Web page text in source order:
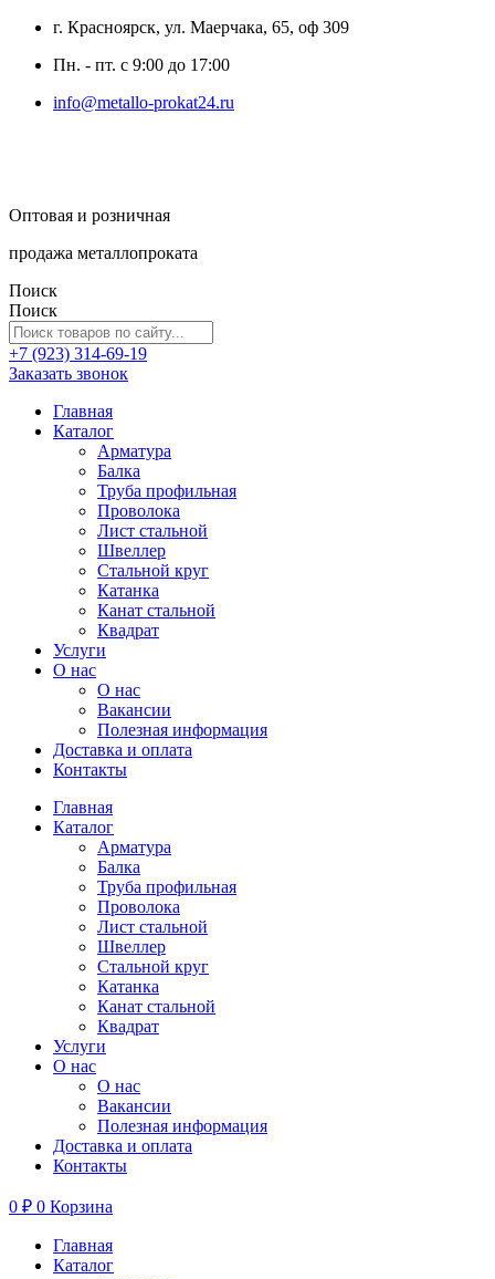
г. Красноярск, ул. Маерчака, 65, оф 309
Пн. - пт. с 9:00 до 17:00
info@metallo-prokat24.ru
Оптовая и розничная
продажа металлопроката
Поиск
Поиск
+7 (923) 314-69-19
Заказать звонок
Главная
Каталог
Арматура
Балка
Труба профильная
Проволока
Лист стальной
Швеллер
Стальной круг
Катанка
Канат стальной
Квадрат
Услуги
О нас
О нас
Вакансии
Полезная информация
Доставка и оплата
Контакты
Главная
Каталог
Арматура
Балка
Труба профильная
Проволока
Лист стальной
Швеллер
Стальной круг
Катанка
Канат стальной
Квадрат
Услуги
О нас
О нас
Вакансии
Полезная информация
Доставка и оплата
Контакты
0 ₽ 0 Корзина
Главная
Каталог